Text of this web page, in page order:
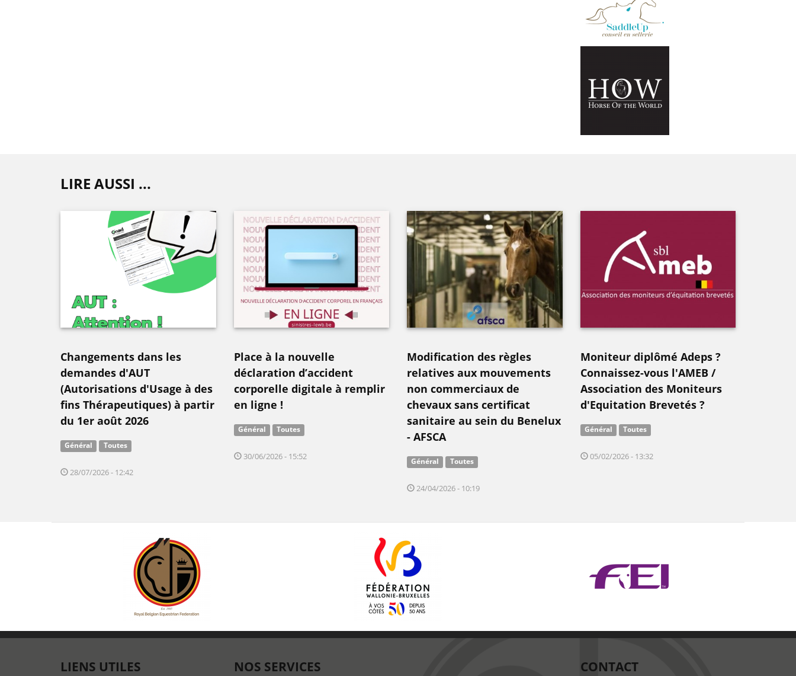
LIRE AUSSI ...
Changements dans les
demandes d'AUT
(Autorisations d'Usage à des
fins Thérapeutiques) à partir
du 1er août 2026
Général Toutes
28/07/2026 - 12:42
Place à la nouvelle
déclaration d’accident
corporelle digitale à remplir
en ligne !
Général Toutes
30/06/2026 - 15:52
Modification des règles
relatives aux mouvements
non commerciaux de
chevaux sans certificat
sanitaire au sein du Benelux
- AFSCA
Général Toutes
24/04/2026 - 10:19
Moniteur diplômé Adeps ?
Connaissez-vous l'AMEB /
Association des Moniteurs
d'Equitation Brevetés ?
Général Toutes
05/02/2026 - 13:32
LIENS UTILES NOS SERVICES CONTACT